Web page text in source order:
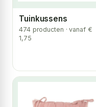
Tuinkussens
474 producten · vanaf €
1,75